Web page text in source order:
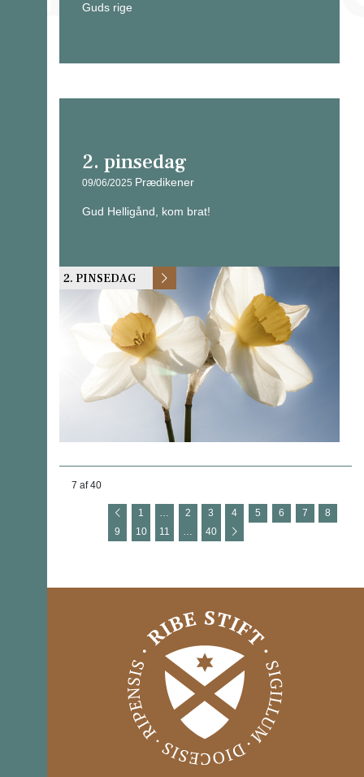
Guds rige
2. pinsedag
09/06/2025 Prædikener
Gud Helligånd, kom brat!
2. PINSEDAG
7 af 40
1 2 3 4 5 6 7
8
9
10 11 40